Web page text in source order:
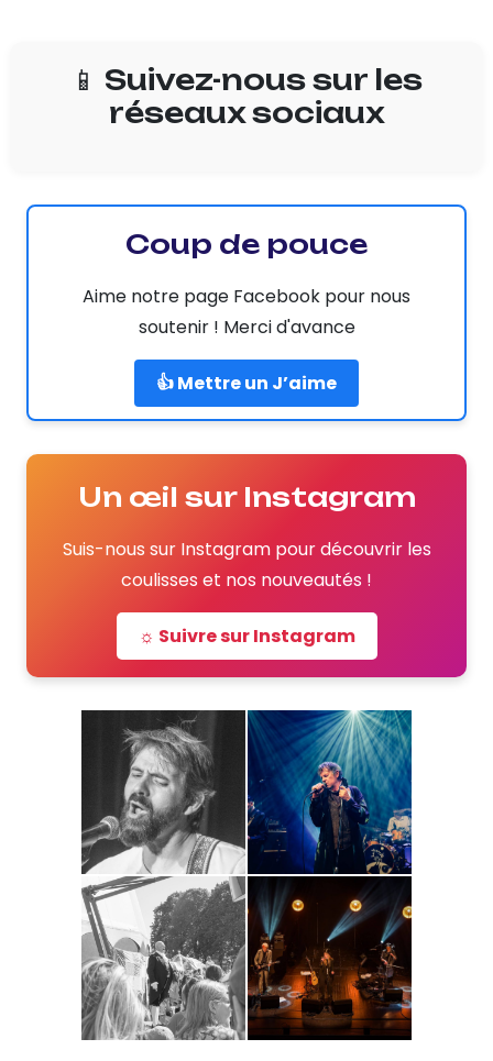
📱 Suivez-nous sur les
réseaux sociaux
Coup de pouce
Aime notre page Facebook pour nous
soutenir ! Merci d'avance
👍 Mettre un J’aime
Un œil sur Instagram
Suis-nous sur Instagram pour découvrir les
coulisses et nos nouveautés !
☼ Suivre sur Instagram